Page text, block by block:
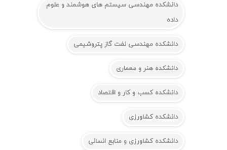
دانشکده مهندسی سیستم های هوشمند و علوم
داده
دانشکده مهندسی نفت گاز پتروشیمی
دانشکده هنر و معماری
دانشکده کسب و کار و اقتصاد
دانشکده کشاورزی
دانشکده کشاورزی و منابع انسانی